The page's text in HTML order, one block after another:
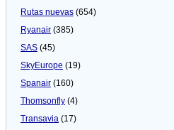
Rutas nuevas (654)
Ryanair (385)
SAS (45)
SkyEurope (19)
Spanair (160)
Thomsonfly (4)
Transavia (17)